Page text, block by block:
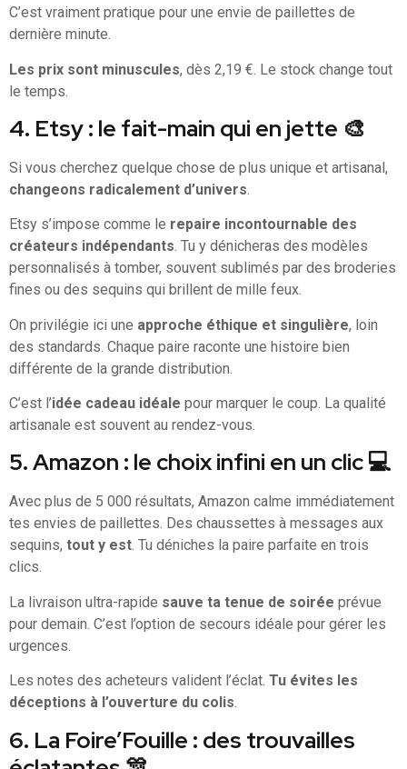
C’est vraiment pratique pour une envie de paillettes de
dernière minute.
Les prix sont minuscules, dès 2,19 €. Le stock change tout
le temps.
4. Etsy : le fait-main qui en jette 🎨
Si vous cherchez quelque chose de plus unique et artisanal,
changeons radicalement d’univers.
Etsy s’impose comme le repaire incontournable des
créateurs indépendants. Tu y dénicheras des modèles
personnalisés à tomber, souvent sublimés par des broderies
fines ou des sequins qui brillent de mille feux.
On privilégie ici une approche éthique et singulière, loin
des standards. Chaque paire raconte une histoire bien
différente de la grande distribution.
C’est l’idée cadeau idéale pour marquer le coup. La qualité
artisanale est souvent au rendez-vous.
5. Amazon : le choix infini en un clic 💻
Avec plus de 5 000 résultats, Amazon calme immédiatement
tes envies de paillettes. Des chaussettes à messages aux
sequins, tout y est. Tu déniches la paire parfaite en trois
clics.
La livraison ultra-rapide sauve ta tenue de soirée prévue
pour demain. C’est l’option de secours idéale pour gérer les
urgences.
Les notes des acheteurs valident l’éclat. Tu évites les
déceptions à l’ouverture du colis.
6. La Foire’Fouille : des trouvailles